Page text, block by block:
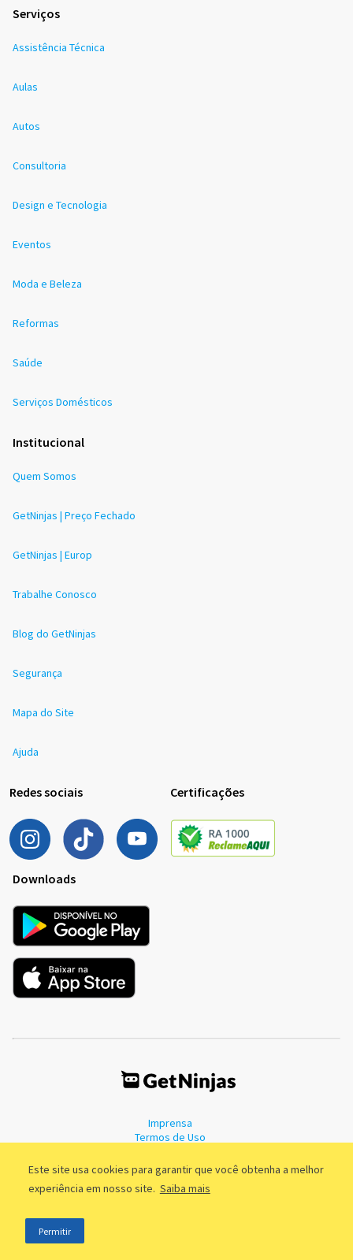
Este site usa cookies para garantir que você obtenha a melhor
experiência em nosso site. Saiba mais
Permitir
Serviços
Assistência Técnica
Aulas
Autos
Consultoria
Design e Tecnologia
Eventos
Moda e Beleza
Reformas
Saúde
Serviços Domésticos
Institucional
Quem Somos
GetNinjas | Preço Fechado
GetNinjas | Europ
Trabalhe Conosco
Blog do GetNinjas
Segurança
Mapa do Site
Ajuda
Redes sociais Certificações
Downloads
Imprensa
Termos de Uso
©2011 - 2026, GetNinjas LTDA. CNPJ 55.744.877/0001-89 - Rua Dr.
Fernandes Coelho, 85 - 3º andar - São Paulo/SP - Brasil